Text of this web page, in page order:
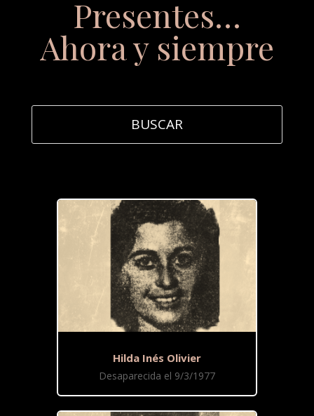
Presentes…
Ahora y siempre
Hilda Inés Olivier
Desaparecida el 9/3/1977